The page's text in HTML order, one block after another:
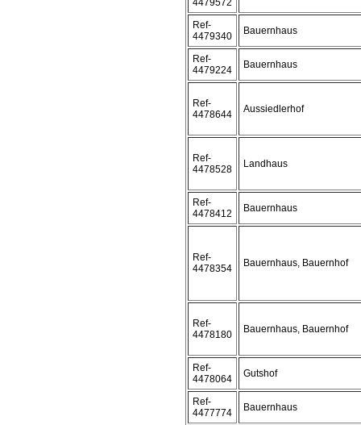
4479572
Ref-
4479340
Bauernhaus
Ref-
4479224
Bauernhaus
Ref-
4478644
Aussiedlerhof
Ref-
4478528
Landhaus
Ref-
4478412
Bauernhaus
Ref-
4478354
Bauernhaus, Bauernhof
Ref-
4478180
Bauernhaus, Bauernhof
Ref-
4478064
Gutshof
Ref-
4477774
Bauernhaus